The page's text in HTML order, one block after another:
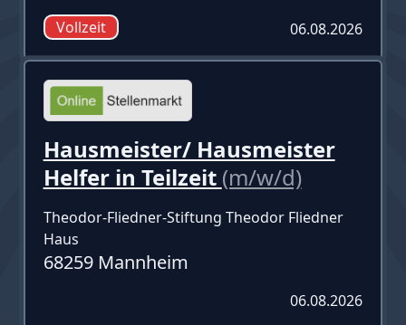
Vollzeit 06.08.2026
Hausmeister/ Hausmeister
Helfer in Teilzeit (m/w/d)
Theodor-Fliedner-Stiftung Theodor Fliedner
Haus
68259 Mannheim
06.08.2026